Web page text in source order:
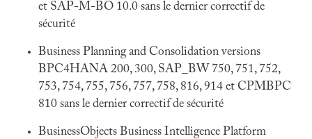
et SAP-M-BO 10.0 sans le dernier correctif de
sécurité
Business Planning and Consolidation versions
BPC4HANA 200, 300, SAP_BW 750, 751, 752,
753, 754, 755, 756, 757, 758, 816, 914 et CPMBPC
810 sans le dernier correctif de sécurité
BusinessObjects Business Intelligence Platform